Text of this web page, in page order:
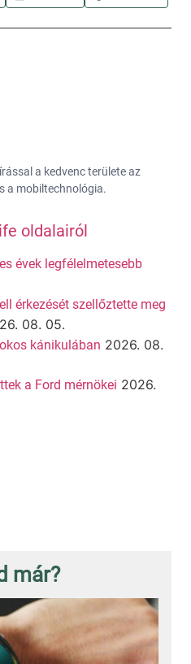
a kedvenc területe az
a mobiltechnológia.
oldalairól
évek legfélelmetesebb
érkezését szellőztette meg
08. 05.
kánikulában 2026. 08.
a Ford mérnökei 2026.
már?